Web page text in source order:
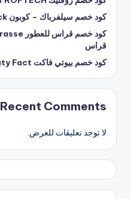
كود خصم سيلفرباك – كوبون Silverback
قراس
كود خصم بيوتي فاكت Beauty Fact حتى 30%
Recent Comments
لا توجد تعليقات للعرض.